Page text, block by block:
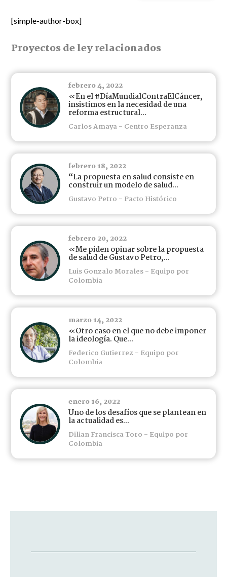
[simple-author-box]
Proyectos de ley relacionados
febrero 4, 2022
«En el #DíaMundialContraElCáncer,
insistimos en la necesidad de una
reforma estructural...
Carlos Amaya - Centro Esperanza
febrero 18, 2022
“La propuesta en salud consiste en
construir un modelo de salud...
Gustavo Petro - Pacto Histórico
febrero 20, 2022
«Me piden opinar sobre la propuesta
de salud de Gustavo Petro,...
Luis Gonzalo Morales - Equipo por
Colombia
marzo 14, 2022
«Otro caso en el que no debe imponer
la ideología. Que...
Federico Gutierrez - Equipo por
Colombia
enero 16, 2022
Uno de los desafíos que se plantean en
la actualidad es...
Dilian Francisca Toro - Equipo por
Colombia